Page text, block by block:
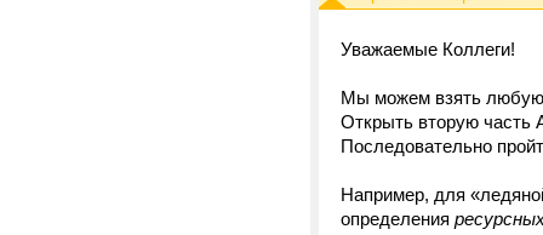
Уважаемые Коллеги!
Мы можем взять любую
Открыть вторую часть
Последовательно
Например, для
определения